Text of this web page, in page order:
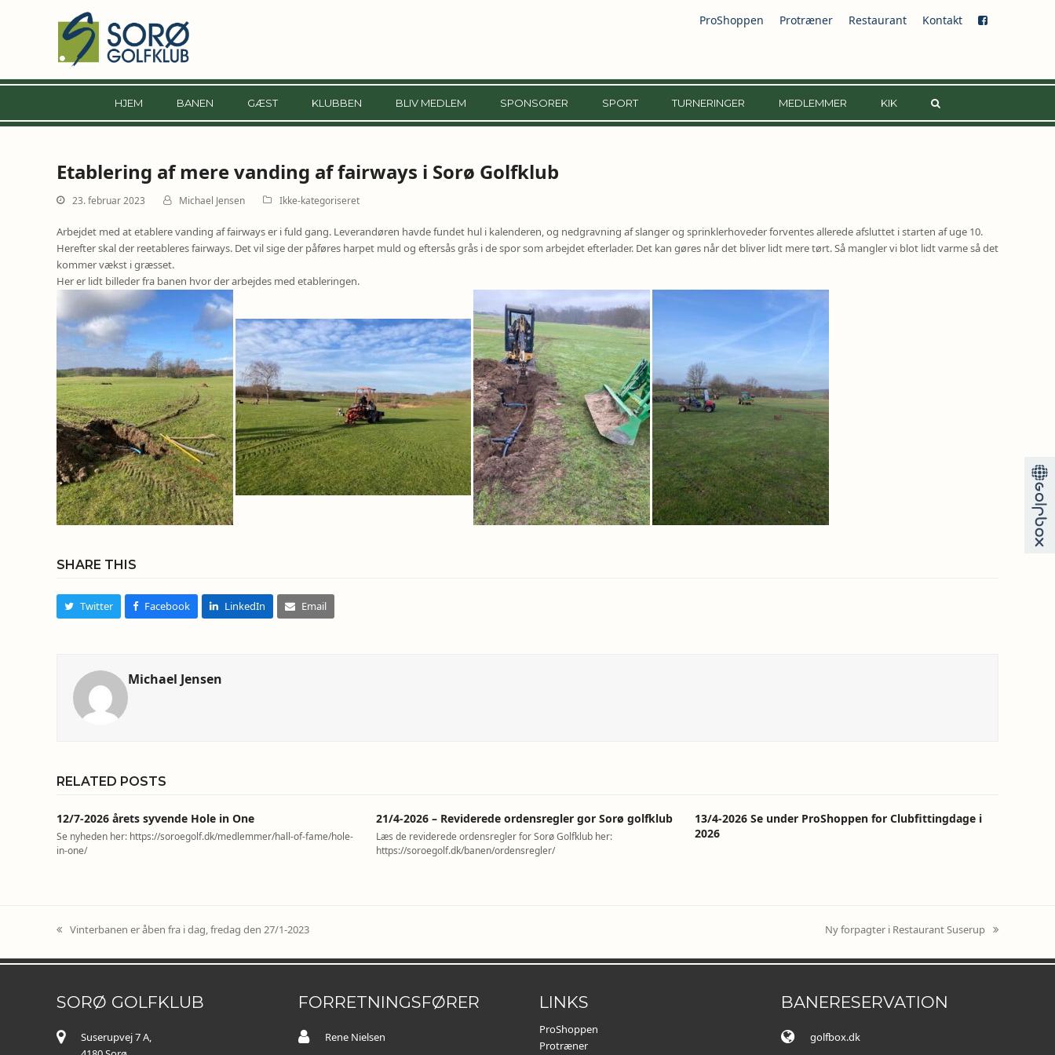
ProShoppen Protræner Restaurant Kontakt
HJEM BANEN GÆST KLUBBEN BLIV MEDLEM SPONSORER SPORT TURNERINGER MEDLEMMER KIK
Etablering af mere vanding af fairways i Sorø Golfklub
23. februar 2023 Michael Jensen Ikke-kategoriseret
Arbejdet med at etablere vanding af fairways er i fuld gang. Leverandøren havde fundet hul i kalenderen, og nedgravning af slanger og sprinklerhoveder forventes allerede afsluttet i starten af uge 10.
Herefter skal der reetableres fairways. Det vil sige der påføres harpet muld og eftersås grås i de spor som arbejdet efterlader. Det kan gøres når det bliver lidt mere tørt. Så mangler vi blot lidt varme så det
kommer vækst i græsset.
Her er lidt billeder fra banen hvor der arbejdes med etableringen.
SHARE THIS
Twitter Facebook LinkedIn Email
Michael Jensen
RELATED POSTS
12/7-2026 årets syvende Hole in One
Se nyheden her: https://soroegolf.dk/medlemmer/hall-of-fame/hole-
in-one/
21/4-2026 – Reviderede ordensregler gor Sorø golfklub
Læs de reviderede ordensregler for Sorø Golfklub her:
https://soroegolf.dk/banen/ordensregler/
13/4-2026 Se under ProShoppen for Clubfittingdage i
2026
previous
Vinterbanen er åben fra i dag, fredag den 27/1-2023
next
Ny forpagter i Restaurant Suserup
SORØ GOLFKLUB
Suserupvej 7 A,
FORRETNINGSFØRER
Rene Nielsen
LINKS
ProShoppen
Protræner
BANERESERVATION
golfbox.dk